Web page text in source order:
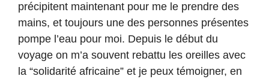
précipitent maintenant pour me le prendre des
mains, et toujours une des personnes présentes
pompe l’eau pour moi. Depuis le début du
voyage on m’a souvent rebattu les oreilles avec
la “solidarité africaine” et je peux témoigner, en